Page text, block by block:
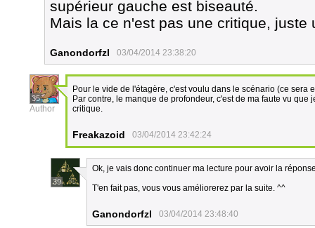
supérieur gauche est biseauté.
Mais la ce n'est pas une critique, juste
Ganondorfzl 03/04/2014 23:38:20
35
Author
Pour le vide de l'étagère, c'est voulu dans le scénario (ce sera
Par contre, le manque de profondeur, c'est de ma faute vu
critique.
Freakazoid 03/04/2014 23:42:24
39
Ok, je vais donc continuer ma lecture pour avoir la
T'en fait pas, vous vous améliorerez par la suite. ^^
Ganondorfzl 03/04/2014 23:48:40